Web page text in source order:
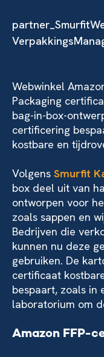
Webwinkel
Packaging
bag-in-box-
certificering
kostbare en
Volgens Smurfit
box deel uit van
ontworpen voor
zoals sappen en
Bedrijven die
kunnen nu deze
gebruiken. De
certificaat
bespaart, zoals in
laboratorium om
Amazon FFP-